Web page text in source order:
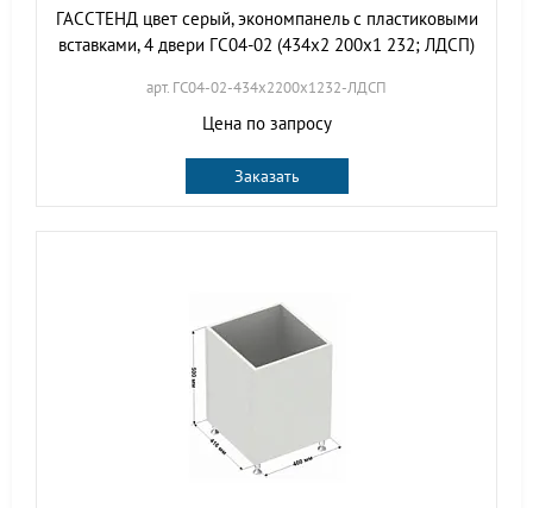
ГАССТЕНД цвет серый, экономпанель с пластиковыми
вставками, 4 двери ГС04-02 (434х2 200х1 232; ЛДСП)
арт. ГС04-02-434х2200х1232-ЛДСП
Цена по запросу
Заказать